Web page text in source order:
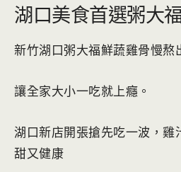
湖口美食首選粥大
新竹湖口粥大福鮮蔬雞骨慢熬
讓全家大小一吃就上癮。
湖口新店開張搶先吃一波，雞
甜又健康